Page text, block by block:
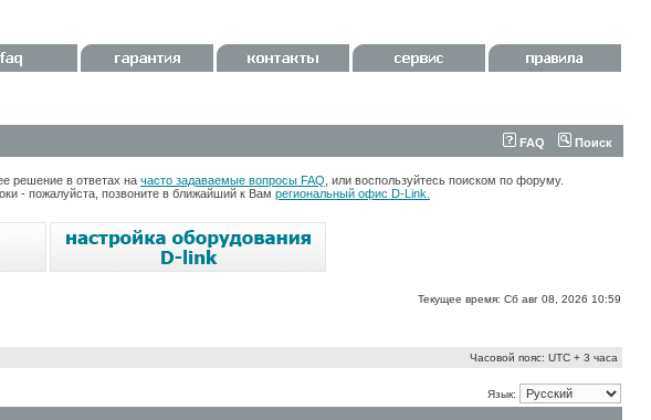
FAQ Поиск
решение в ответах на часто задаваемые вопросы FAQ , или воспользуйтесь поиском по форуму.
- пожалуйста, позвоните в ближайший к Вам региональный офис D-Link.
Текущее время: Сб авг 08, 2026 10:59
Часовой пояс: UTC + 3 часа
Язык: